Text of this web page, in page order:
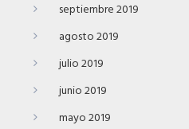
septiembre 2019
agosto 2019
julio 2019
junio 2019
mayo 2019